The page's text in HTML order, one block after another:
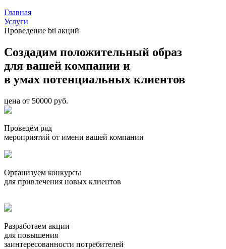
Главная
Услуги
Проведение btl акций
Создадим положительный образ
для вашей компании и
в умах потенциальных клиентов
цена от 50000 руб.
Проведём ряд
мероприятий от имени вашей компании
Организуем конкурсы
для привлечения новых клиентов
Разработаем акции
для повышения
заинтересованности потребителей